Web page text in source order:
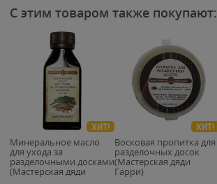
С этим товаром также покупают:
ХИТ!
Минеральное масло
для ухода за
разделочными досками
(Мастерская дяди
ХИТ!
Восковая пропитка для
разделочных досок
(Мастерская дяди
Гарри)